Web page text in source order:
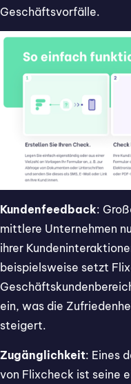
Geschäftsvorfälle.
Kundenfeedback:
mittlere Unternehmen
ihrer
beispielsweise setzt
ein, was die
steigert.
Zugänglichkeit: Eines
von Flixcheck ist seine